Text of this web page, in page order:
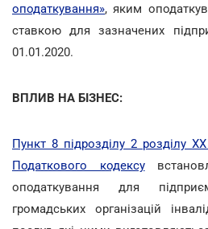
оподаткування», яким
ставкою для зазначених
01.01.2020.
ВПЛИВ НА БІЗНЕС:
Пункт 8 підрозділу 2 розділу
Податкового кодексу
оподаткування для
громадських організацій